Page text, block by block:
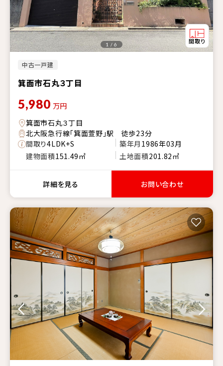
中古一戸建
箕面市石丸３丁目
1 / 6
5,980 万円
箕面市石丸３丁目
北大阪急行線「箕面萱野」駅 徒歩23分
間取り4LDK+S 築年月 1986年03月
建物面積151.49㎡ 土地面積201.82㎡
詳細を見る お問い合わせ